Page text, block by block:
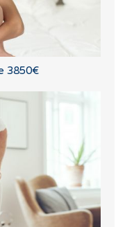
3850€